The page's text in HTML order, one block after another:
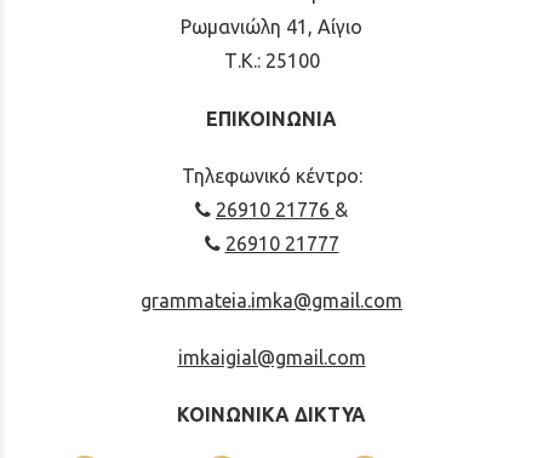
Ρωμανιώλη 41, Αίγιο
Τ.Κ.: 25100
ΕΠΙΚΟΙΝΩΝΙΑ
Τηλεφωνικό κέντρο:
26910 21776 &
26910 21777
grammateia.imka@gmail.com
imkaigial@gmail.com
ΚΟΙΝΩΝΙΚΑ ΔΙΚΤΥΑ